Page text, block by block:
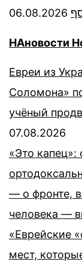
06.08.2026
НАновости
Евреи из
Соломона»
учёный
07.08.2026
«Это капец»:
— о фронте,
человека —
«Еврейские
мест,